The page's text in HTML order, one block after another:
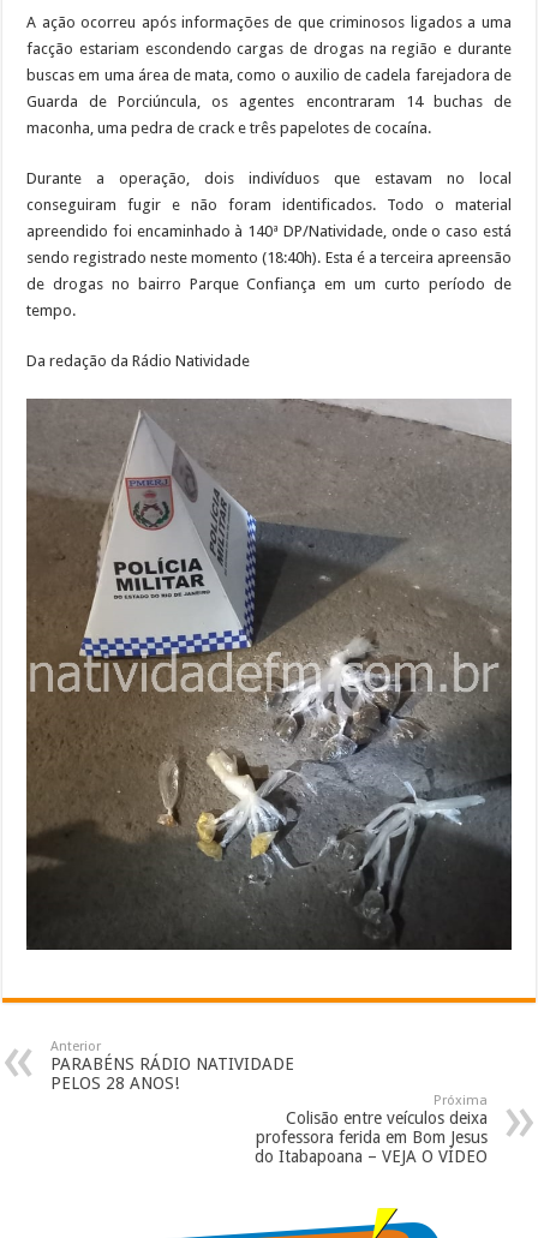
A ação ocorreu após informações de que criminosos ligados a uma
facção estariam escondendo cargas de drogas na região e durante
buscas em uma área de mata, como o auxilio de cadela farejadora de
Guarda de Porciúncula, os agentes encontraram 14 buchas de
maconha, uma pedra de crack e três papelotes de cocaína.
Durante a operação, dois indivíduos que estavam no local
conseguiram fugir e não foram identificados. Todo o material
apreendido foi encaminhado à 140ª DP/Natividade, onde o caso está
sendo registrado neste momento (18:40h). Esta é a terceira apreensão
de drogas no bairro Parque Confiança em um curto período de
tempo.
Da redação da Rádio Natividade
Anterior
PARABÉNS RÁDIO NATIVIDADE
PELOS 28 ANOS!
Próxima
Colisão entre veículos deixa
professora ferida em Bom Jesus
do Itabapoana – VEJA O VÍDEO